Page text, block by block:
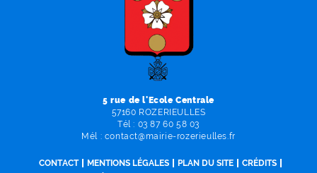
5 rue de l'Ecole Centrale
57160 ROZERIEULLES
Tél : 03 87 60 58 03
Mél : contact@mairie-rozerieulles.fr
CONTACT MENTIONS LÉGALES PLAN DU SITE
CRÉDITS